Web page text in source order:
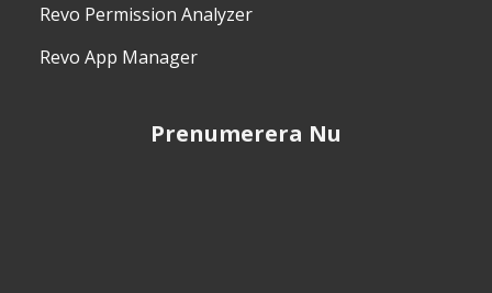
Revo Permission Analyzer
Revo App Manager
Prenumerera Nu